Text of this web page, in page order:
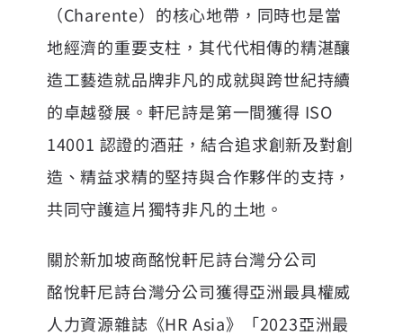
（Charente）的核心地帶，同時也是當
地經濟的重要支柱，其代代相傳的精湛釀
造工藝造就品牌非凡的成就與跨世紀持續
的卓越發展。軒尼詩是第一間獲得 ISO
14001 認證的酒莊，結合追求創新及對創
造、精益求精的堅持與合作夥伴的支持，
共同守護這片獨特非凡的土地。
關於新加坡商酩悅軒尼詩台灣分公司
酩悅軒尼詩台灣分公司獲得亞洲最具權威
人力資源雜誌《HR Asia》「2023亞洲最